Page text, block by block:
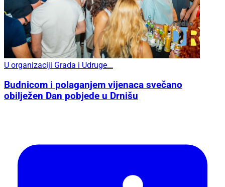
U organizaciji Grada i Udruge...
Budnicom i polaganjem vijenaca svečano
obilježen Dan pobjede u Drnišu